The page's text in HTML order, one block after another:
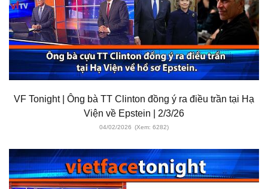
VF Tonight | Ông bà TT Clinton đồng ý ra điều trần tại Hạ
Viện về Epstein | 2/3/26
04/02/2026 (Xem: 6282)